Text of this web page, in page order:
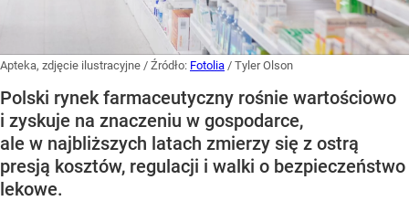
Apteka, zdjęcie ilustracyjne / Źródło: Fotolia / Tyler Olson
Polski rynek farmaceutyczny rośnie wartościowo
i zyskuje na znaczeniu w gospodarce,
ale w najbliższych latach zmierzy się z ostrą
presją kosztów, regulacji i walki o bezpieczeństwo
lekowe.